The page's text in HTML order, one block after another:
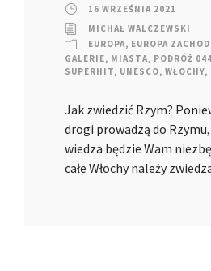
16 WRZEŚNIA 2021
MICHAŁ WALCZEWSKI
EUROPA, EUROPA
GALERIE, MIASTA, PODRÓŻ
SUPERHIT, UNESCO, WŁOCHY,
Jak zwiedzić Rzym?
drogi prowadzą do
wiedza będzie Wam
całe Włochy należy